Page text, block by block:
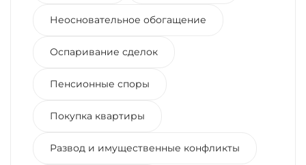
Неосновательное обогащение
Оспаривание сделок
Пенсионные споры
Покупка квартиры
Развод и имущественные конфликты